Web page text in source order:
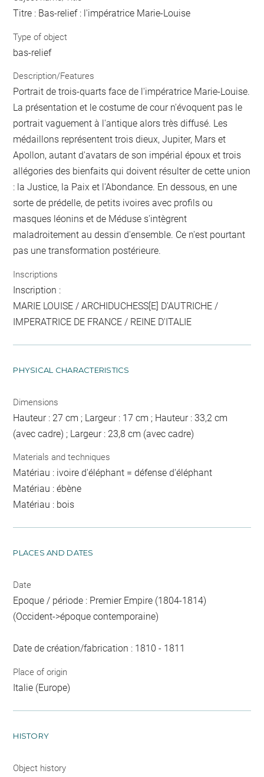
Titre : Bas-relief : l'impératrice Marie-Louise
Type of object
bas-relief
Description/Features
Portrait de trois-quarts face de l'impératrice Marie-Louise.
La présentation et le costume de cour n'évoquent pas le
portrait vaguement à l'antique alors très diffusé. Les
médaillons représentent trois dieux, Jupiter, Mars et
Apollon, autant d'avatars de son impérial époux et trois
allégories des bienfaits qui doivent résulter de cette union
: la Justice, la Paix et l'Abondance. En dessous, en une
sorte de prédelle, de petits ivoires avec profils ou
masques léonins et de Méduse s'intègrent
maladroitement au dessin d'ensemble. Ce n'est pourtant
pas une transformation postérieure.
Inscriptions
Inscription :
MARIE LOUISE / ARCHIDUCHESS[E] D'AUTRICHE /
IMPERATRICE DE FRANCE / REINE D'ITALIE
PHYSICAL CHARACTERISTICS
Dimensions
Hauteur : 27 cm ; Largeur : 17 cm ; Hauteur : 33,2 cm
(avec cadre) ; Largeur : 23,8 cm (avec cadre)
Materials and techniques
Matériau : ivoire d'éléphant = défense d'éléphant
Matériau : ébène
Matériau : bois
PLACES AND DATES
Date
Epoque / période : Premier Empire (1804-1814)
(Occident->époque contemporaine)
Date de création/fabrication : 1810 - 1811
Place of origin
Italie (Europe)
HISTORY
Object history